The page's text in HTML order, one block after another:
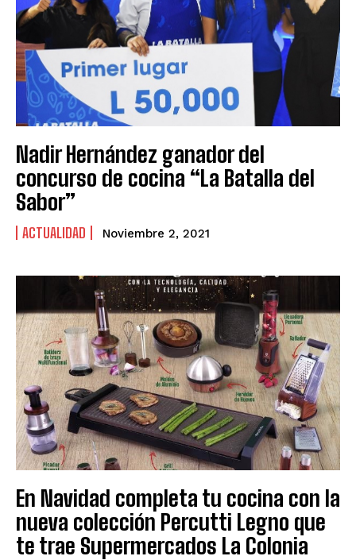
Nadir Hernández ganador del
concurso de cocina “La Batalla del
Sabor”
ACTUALIDAD Noviembre 2, 2021
En Navidad completa tu cocina con la
nueva colección Percutti Legno que
te trae Supermercados La Colonia